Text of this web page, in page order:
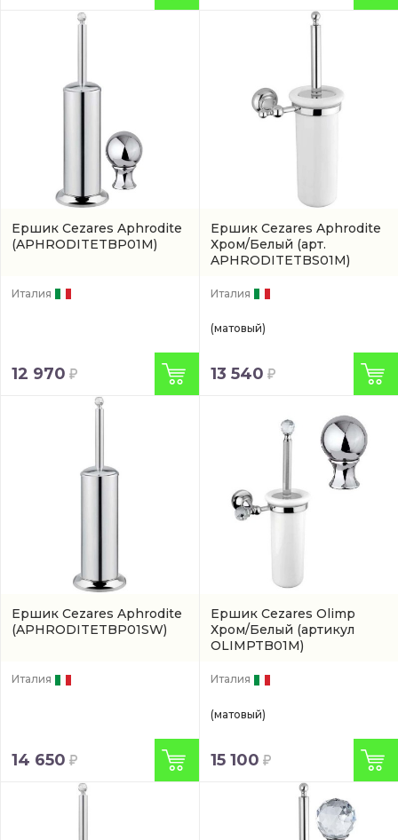
Ершик Cezares Aphrodite
(APHRODITETBP01M)
Италия
12 970
Ершик Cezares Aphrodite
Хром/Белый (арт.
APHRODITETBS01M)
Италия
(матовый)
13 540
Ершик Cezares Aphrodite
(APHRODITETBP01SW)
Италия
14 650
Ершик Cezares Olimp
Хром/Белый (артикул
OLIMPTB01M)
Италия
(матовый)
15 100